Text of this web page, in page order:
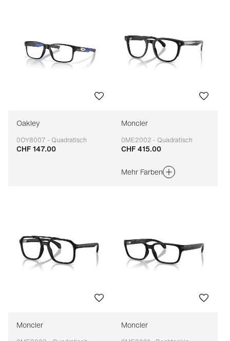
Oakley
0OY8007 - Quadratisch
Anpassbar
CHF 147.00
Moncler
0ME2002 - Quadratisch
Anpassbar
CHF 415.00
Mehr Farben
Moncler Moncler